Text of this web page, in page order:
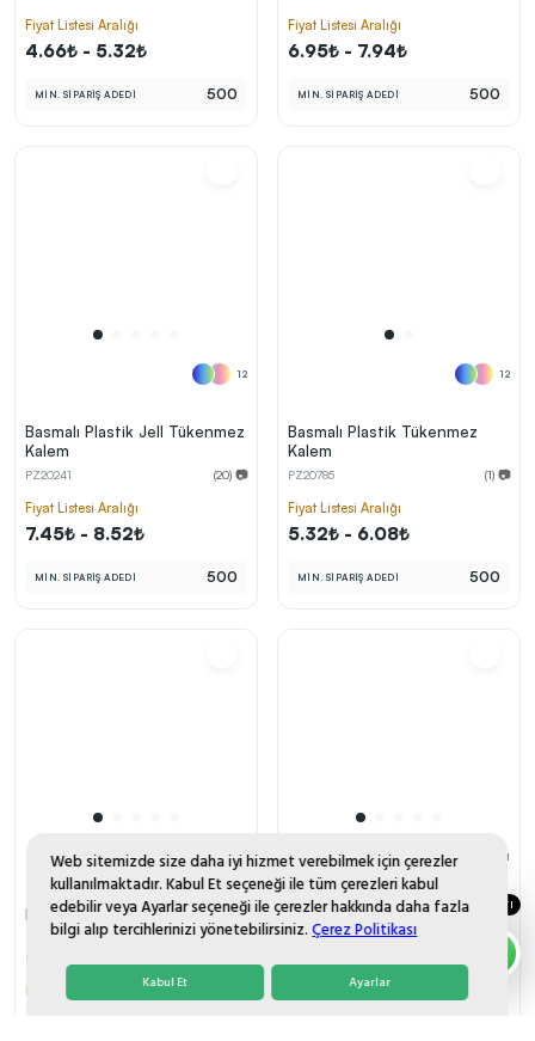
Web sitemizde size daha iyi hizmet verebilmek için çerezler
kullanılmaktadır. Kabul Et seçeneği ile tüm çerezleri kabul
edebilir veya Ayarlar seçeneği ile çerezler hakkında daha fazla
bilgi alıp tercihlerinizi yönetebilirsiniz.Çerez Politikası
Kabul Et Ayarlar
Fiyat Listesi Aralığı
4.66₺ - 5.32₺
MİN. SİPARİŞ ADEDİ 500
Fiyat Listesi Aralığı
6.95₺ - 7.94₺
MİN. SİPARİŞ ADEDİ 500
12
Basmalı Plastik Jell Tükenmez
Kalem
PZ20241 (20) 📷
Fiyat Listesi Aralığı
7.45₺ - 8.52₺
MİN. SİPARİŞ ADEDİ 500
12
Basmalı Plastik Tükenmez
Kalem
PZ20785 (1) 📷
Fiyat Listesi Aralığı
5.32₺ - 6.08₺
MİN. SİPARİŞ ADEDİ 500
9
Plastik Tükenmez Kalem
6.24₺ - 7.13₺
11
Plastik Tükenmez Kalem
Fiyat Listesi Aralığı
DESTEK HATTI